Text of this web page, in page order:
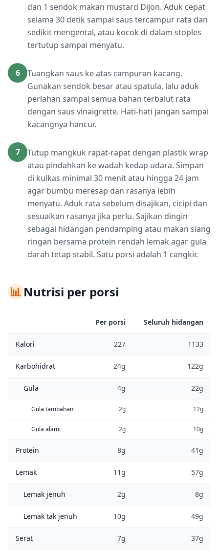
dan 1 sendok makan mustard Dijon. Aduk cepat
selama 30 detik sampai saus tercampur rata dan
sedikit mengental, atau kocok di dalam stoples
tertutup sampai menyatu.
6
Tuangkan saus ke atas campuran kacang.
Gunakan sendok besar atau spatula, lalu aduk
perlahan sampai semua bahan terbalut rata
dengan saus vinaigrette. Hati-hati jangan sampai
kacangnya hancur.
7
Tutup mangkuk rapat-rapat dengan plastik wrap
atau pindahkan ke wadah kedap udara. Simpan
di kulkas minimal 30 menit atau hingga 24 jam
agar bumbu meresap dan rasanya lebih
menyatu. Aduk rata sebelum disajikan, cicipi dan
sesuaikan rasanya jika perlu. Sajikan dingin
sebagai hidangan pendamping atau makan siang
ringan bersama protein rendah lemak agar gula
darah tetap stabil. Satu porsi adalah 1 cangkir.
📊Nutrisi per porsi
Per porsi Seluruh hidangan
Kalori 227 1133
Karbohidrat 24g 122g
Gula 4g 22g
Gula tambahan 2g 12g
Gula alami 2g 10g
Protein 8g 41g
Lemak 11g 57g
Lemak jenuh 2g 8g
Lemak tak jenuh 10g 49g
Serat 7g 37g